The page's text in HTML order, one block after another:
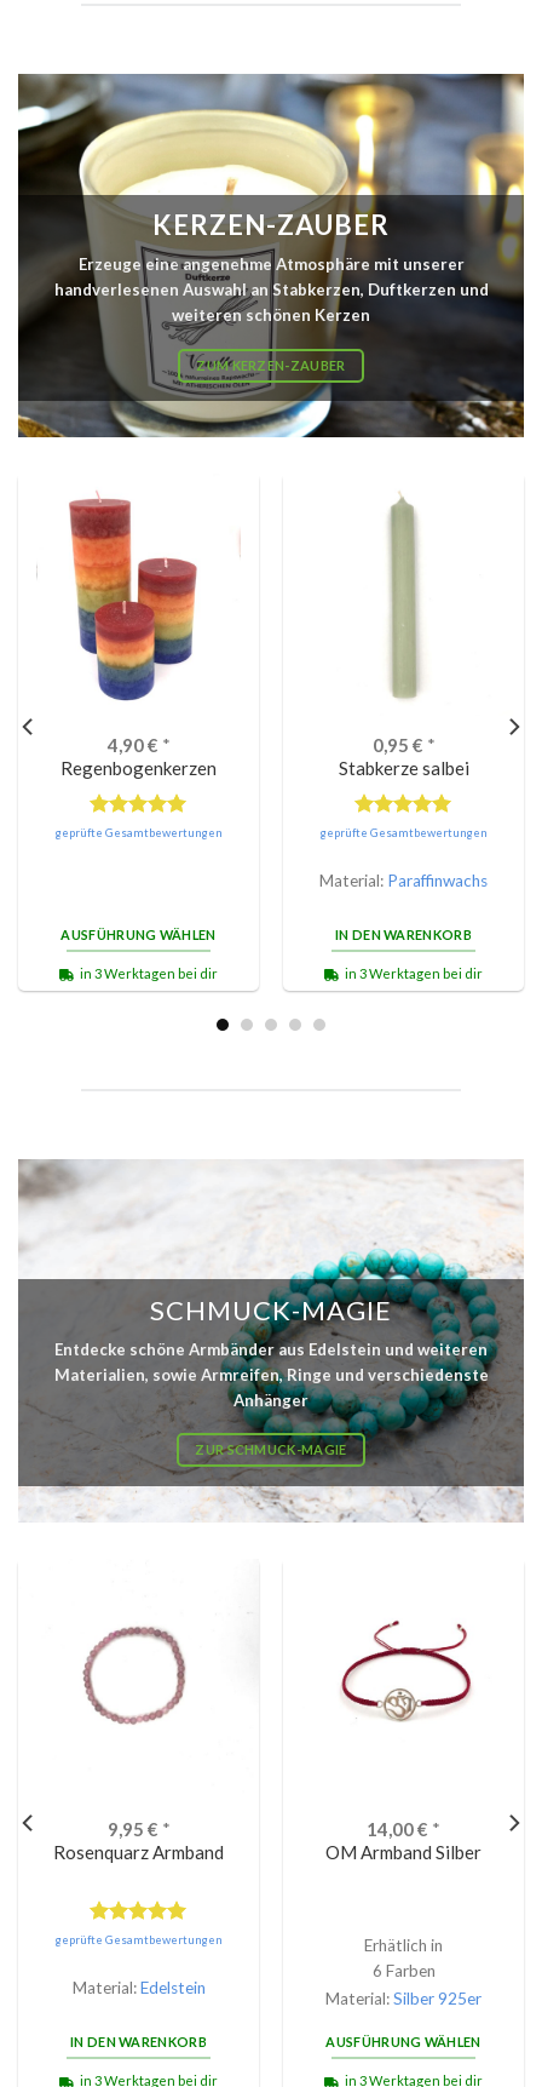
4,90€ *
Regenbogenkerzen
Bewertet
geprüfte Gesamtbewertungen
AUSFÜHRUNG WÄHLEN
in 3 Werktagen bei dir
0,95 € *
Stabkerze salbei
Bewertet
von 5
geprüfte Gesamtbewertungen
Material: Paraffinwachs
IN DEN WARENKORB
in 3 Werktagen bei dir
KERZEN-ZAUBER
Erzeuge eine angenehme Atmosphäre mit unserer
handverlesenen Auswahl an Stabkerzen, Duftkerzen und
weiteren schönen Kerzen
ZUM KERZEN-ZAUBER
SCHMUCK-MAGIE
Entdecke schöne Armbänder aus Edelstein und weiteren
Materialien, sowie Armreifen, Ringe und verschiedenste
Anhänger
ZUR SCHMUCK-MAGIE
9,95 € *
Rosenquarz Armband
Bewertet
von 5
geprüfte Gesamtbewertungen
Material:Edelstein
IN DEN WARENKORB
in 3 Werktagen bei dir
14,00€ *
OM Armband Silber
Erhätlich in
6 Farben
Material:Silber 925er
AUSFÜHRUNG WÄHLEN
in 3 Werktagen bei dir